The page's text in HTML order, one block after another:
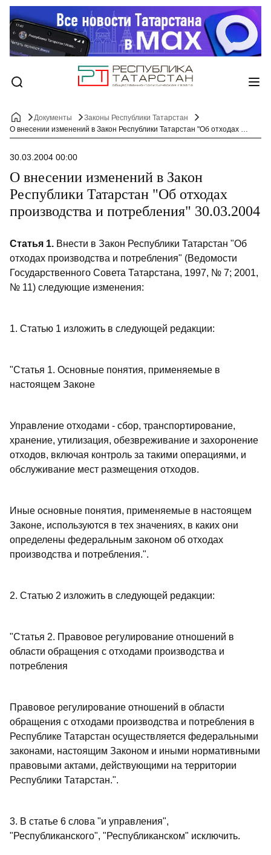
Документы
Законы Республики Татарстан
О внесении изменений в Закон Республики Татарстан "Об отходах производства и потребления" 30.03.2004
30.03.2004 00:00
О внесении изменений в Закон
Республики Татарстан "Об отходах
производства и потребления" 30.03.2004
Статья 1. Внести в Закон Республики Татарстан "Об
отходах производства и потребления" (Ведомости
Государственного Совета Татарстана, 1997, № 7; 2001,
№ 11) следующие изменения:
1. Статью 1 изложить в следующей редакции:
"Статья 1. Основные понятия, применяемые в
настоящем Законе
Управление отходами - сбор, транспортирование,
хранение, утилизация, обезвреживание и захоронение
отходов, включая контроль за такими операциями, и
обслуживание мест размещения отходов.
Иные основные понятия, применяемые в настоящем
Законе, используются в тех значениях, в каких они
определены федеральным законом об отходах
производства и потребления.".
2. Статью 2 изложить в следующей редакции:
"Статья 2. Правовое регулирование отношений в
области обращения с отходами производства и
потребления
Правовое регулирование отношений в области
обращения с отходами производства и потребления в
Республике Татарстан осуществляется федеральными
законами, настоящим Законом и иными нормативными
правовыми актами, действующими на территории
Республики Татарстан.".
3. В статье 6 слова "и управления",
"Республиканского", "Республиканском" исключить.